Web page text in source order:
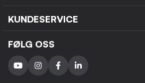
KUNDESERVICE
FØLG OSS